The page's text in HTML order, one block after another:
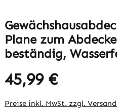
Plane zum
beständig,
Regulärer Preis:
45,99 €
Preise inkl. MwSt. zzgl.